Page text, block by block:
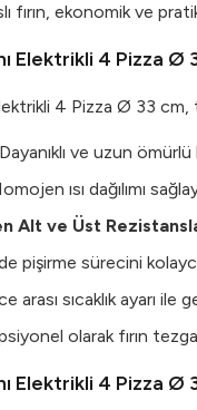
ekonomik ve
Elektrikli 4 Pizza
4 Pizza Ø 33 cm,
Dayanıklı ve uzun
ısı dağılımı
Alt ve Üst
pişirme sürecini
sıcaklık ayarı ile
olarak fırın
Elektrikli 4 Pizza